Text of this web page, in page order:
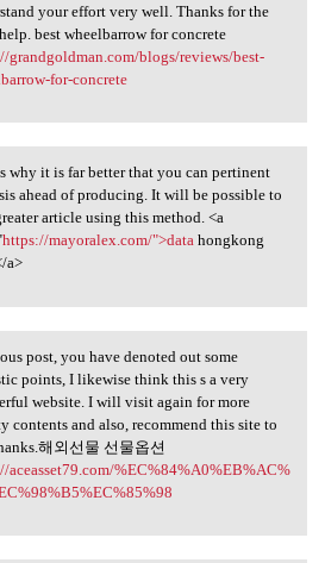
your effort very well. Thanks for the
best wheelbarrow for concrete
grandgoldman.com/blogs/reviews/best-
for-concrete
why it is far better
why it is far better that you can pertinent
ahead of producing. It will be possible to
article using this method. <a
https://mayoralex.com/">datahongkong
a>
post, you have
post, you have denoted out some
points, I likewise think this s a very
website. I will visit again for more
contents and also, recommend this site to
해외선물 선물옵션
aceasset79.com/%EC%84%A0%EB%AC%